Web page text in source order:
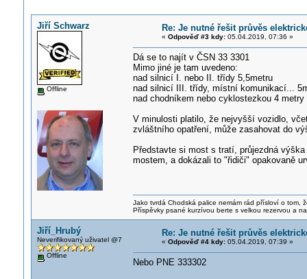
Jiří Schwarz
Offline
Re: Je nutné řešit průvěs
« Odpověď #3 kdy:05.04.2019, 07:36 »
Dá se to najít v ČSN 33 3301
Mimo jiné je tam uvedeno:
nad silnicí I. nebo II. třídy 5,5metru
nad silnicí III. třídy, místní komunikací...
nad chodníkem nebo cyklostezkou 4 metry
V minulosti platilo, že nejvyšší vozidlo,
zvláštního opatření, může zasahovat do
Představte si most s tratí, průjezdná
mostem, a dokázali to "řidiči" opakovaně
Jako tvrdá Chodská palice nemám rád přísloví o tom,
Příspěvky psané kurzívou berte s velkou rezervou a
Jiří_Hrubý
Neverifikovaný uživatel @7
Offline
Re: Je nutné řešit průvěs
« Odpověď #4 kdy:05.04.2019, 07:39 »
Nebo PNE 333302